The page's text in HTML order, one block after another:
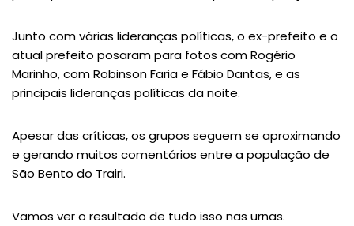
Junto com várias lideranças políticas, o ex-prefeito e o
atual prefeito posaram para fotos com Rogério
Marinho, com Robinson Faria e Fábio Dantas, e as
principais lideranças políticas da noite.
Apesar das críticas, os grupos seguem se aproximando
e gerando muitos comentários entre a população de
São Bento do Trairi.
Vamos ver o resultado de tudo isso nas urnas.